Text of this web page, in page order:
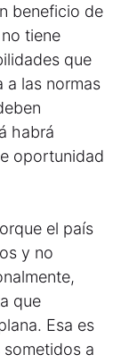
beneficio de
tiene
que
a las normas
habrá
oportunidad
el país
y no
que
Esa es
a